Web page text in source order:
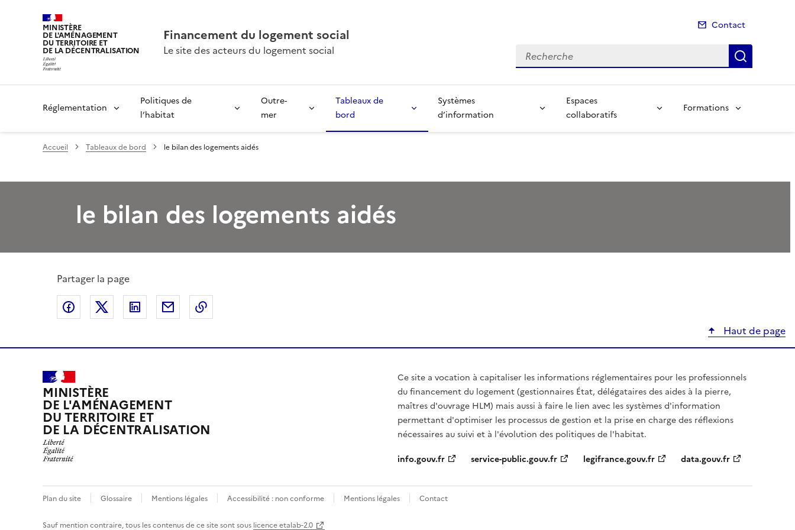
MINISTÈRE
DE L'AMÉNAGEMENT
DU TERRITOIRE ET
DE LA DÉCENTRALISATION
Financement du logement social
Le site des acteurs du logement social
Contact
Recherche
Réglementation
Politiques de
l’habitat
Outre-
mer
Tableaux de
bord
Systèmes
d’information
Espaces
collaboratifs
Formations
Accueil Tableaux de bord le bilan des logements aidés
le bilan des logements aidés
Partager la page
Partager sur Facebook
Partager sur XPartager sur LinkedIn
Partager par email
Haut de page
MINISTÈRE
DE L'AMÉNAGEMENT
DU TERRITOIRE ET
DE LA DÉCENTRALISATION
Ce site a vocation à capitaliser les informations réglementaires pour les professionnels
du financement du logement (gestionnaires État, délégataires des aides à la pierre,
maîtres d'ouvrage HLM) mais aussi à faire le lien avec les systèmes d'information
permettant d'optimiser les processus de gestion et la prise en charge des réflexions
nécessaires au suivi et à l'évolution des politiques de l'habitat.
info.gouv.fr
service-public.gouv.fr legifrance.gouv.fr data.gouv.fr
Plan du site Glossaire Mentions légales Accessibilité : non conforme Mentions légales Contact
Sauf mention contraire, tous les contenus de ce site sont sous licence etalab-2.0